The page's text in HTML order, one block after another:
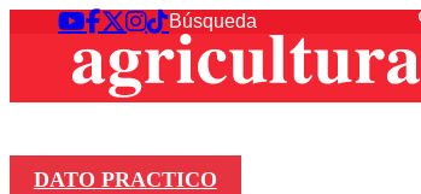
DATO PRACTICO